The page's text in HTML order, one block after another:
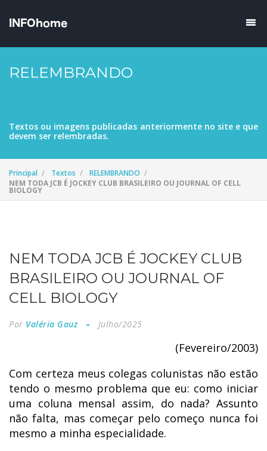
RELEMBRANDO
Textos ou imagens publicadas anteriormente no site e que
devem ser relembradas.
Principal Textos
RELEMBRANDO
NEM TODA JCB É JOCKEY CLUB BRASILEIRO OU JOURNAL OF CELL
BIOLOGY
NEM TODA JCB É JOCKEY CLUB
BRASILEIRO OU JOURNAL OF
CELL BIOLOGY
Por Valéria Gauz Julho/2025
(Fevereiro/2003)
Com certeza meus colegas colunistas não estão
tendo o mesmo problema que eu: como iniciar
uma coluna mensal assim, do nada? Assunto
não falta, mas começar pelo começo nunca foi
mesmo a minha especialidade.